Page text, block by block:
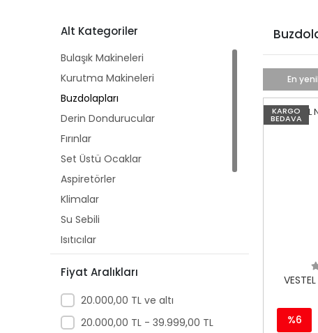
Alt Kategoriler
Bulaşık Makineleri
Kurutma Makineleri
Buzdolapları
Derin Dondurucular
Fırınlar
Set Üstü Ocaklar
Aspiretörler
Klimalar
Su Sebili
Isıtıcılar
Mini Fırınlar
Çamaşır Makinesi
Sofben
Fiyat Aralıkları
20.000,00 TL ve altı
20.000,00 TL - 39.999,00 TL
En
KARGO
BEDAVA
%6